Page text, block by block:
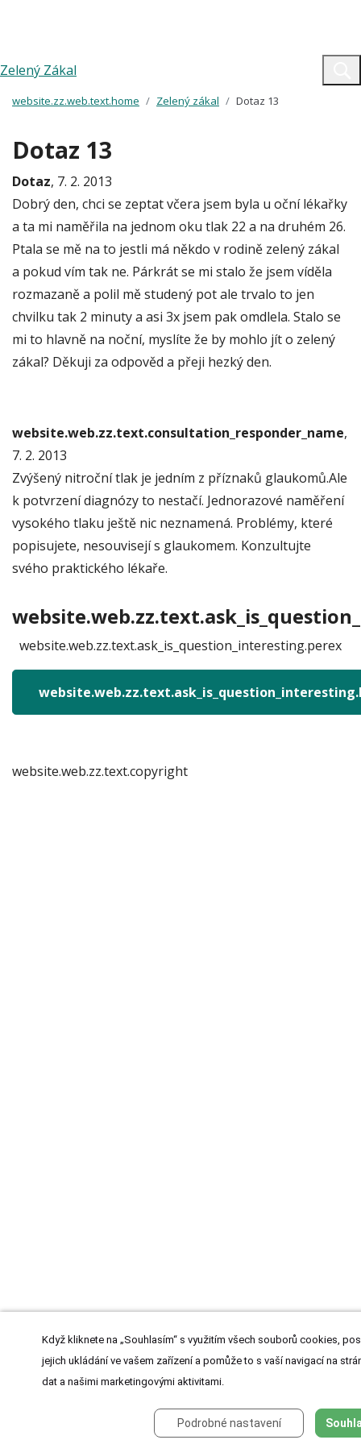
Zelený Zákal
website.zz.web.text.home Zelený zákal Dotaz 13
Dotaz 13
Dotaz, 7. 2. 2013
Dobrý den, chci se zeptat včera jsem byla u oční lékařky
a ta mi naměřila na jednom oku tlak 22 a na druhém 26.
Ptala se mě na to jestli má někdo v rodině zelený zákal
a pokud vím tak ne. Párkrát se mi stalo že jsem víděla
rozmazaně a polil mě studený pot ale trvalo to jen
chvilku tak 2 minuty a asi 3x jsem pak omdlela. Stalo se
mi to hlavně na noční, myslíte že by mohlo jít o zelený
zákal? Děkuji za odpověd a přeji hezký den.
website.web.zz.text.consultation_responder_name,
7. 2. 2013
Zvýšený nitroční tlak je jedním z příznaků glaukomů.Ale
k potvrzení diagnózy to nestačí. Jednorazové naměření
vysokého tlaku ještě nic neznamená. Problémy, které
popisujete, nesouvisejí s glaukomem. Konzultujte
svého praktického lékaře.
website.web.zz.text.ask_is_question_interesting.perex
website.web.zz.text.copyright
Když kliknete na „Souhlasím“ s využitím všech souborů cookies,
jejich ukládání ve vašem zařízení a pomůže to s vaší navigací na
dat a našimi marketingovými aktivitami.
Podrobné nastavení